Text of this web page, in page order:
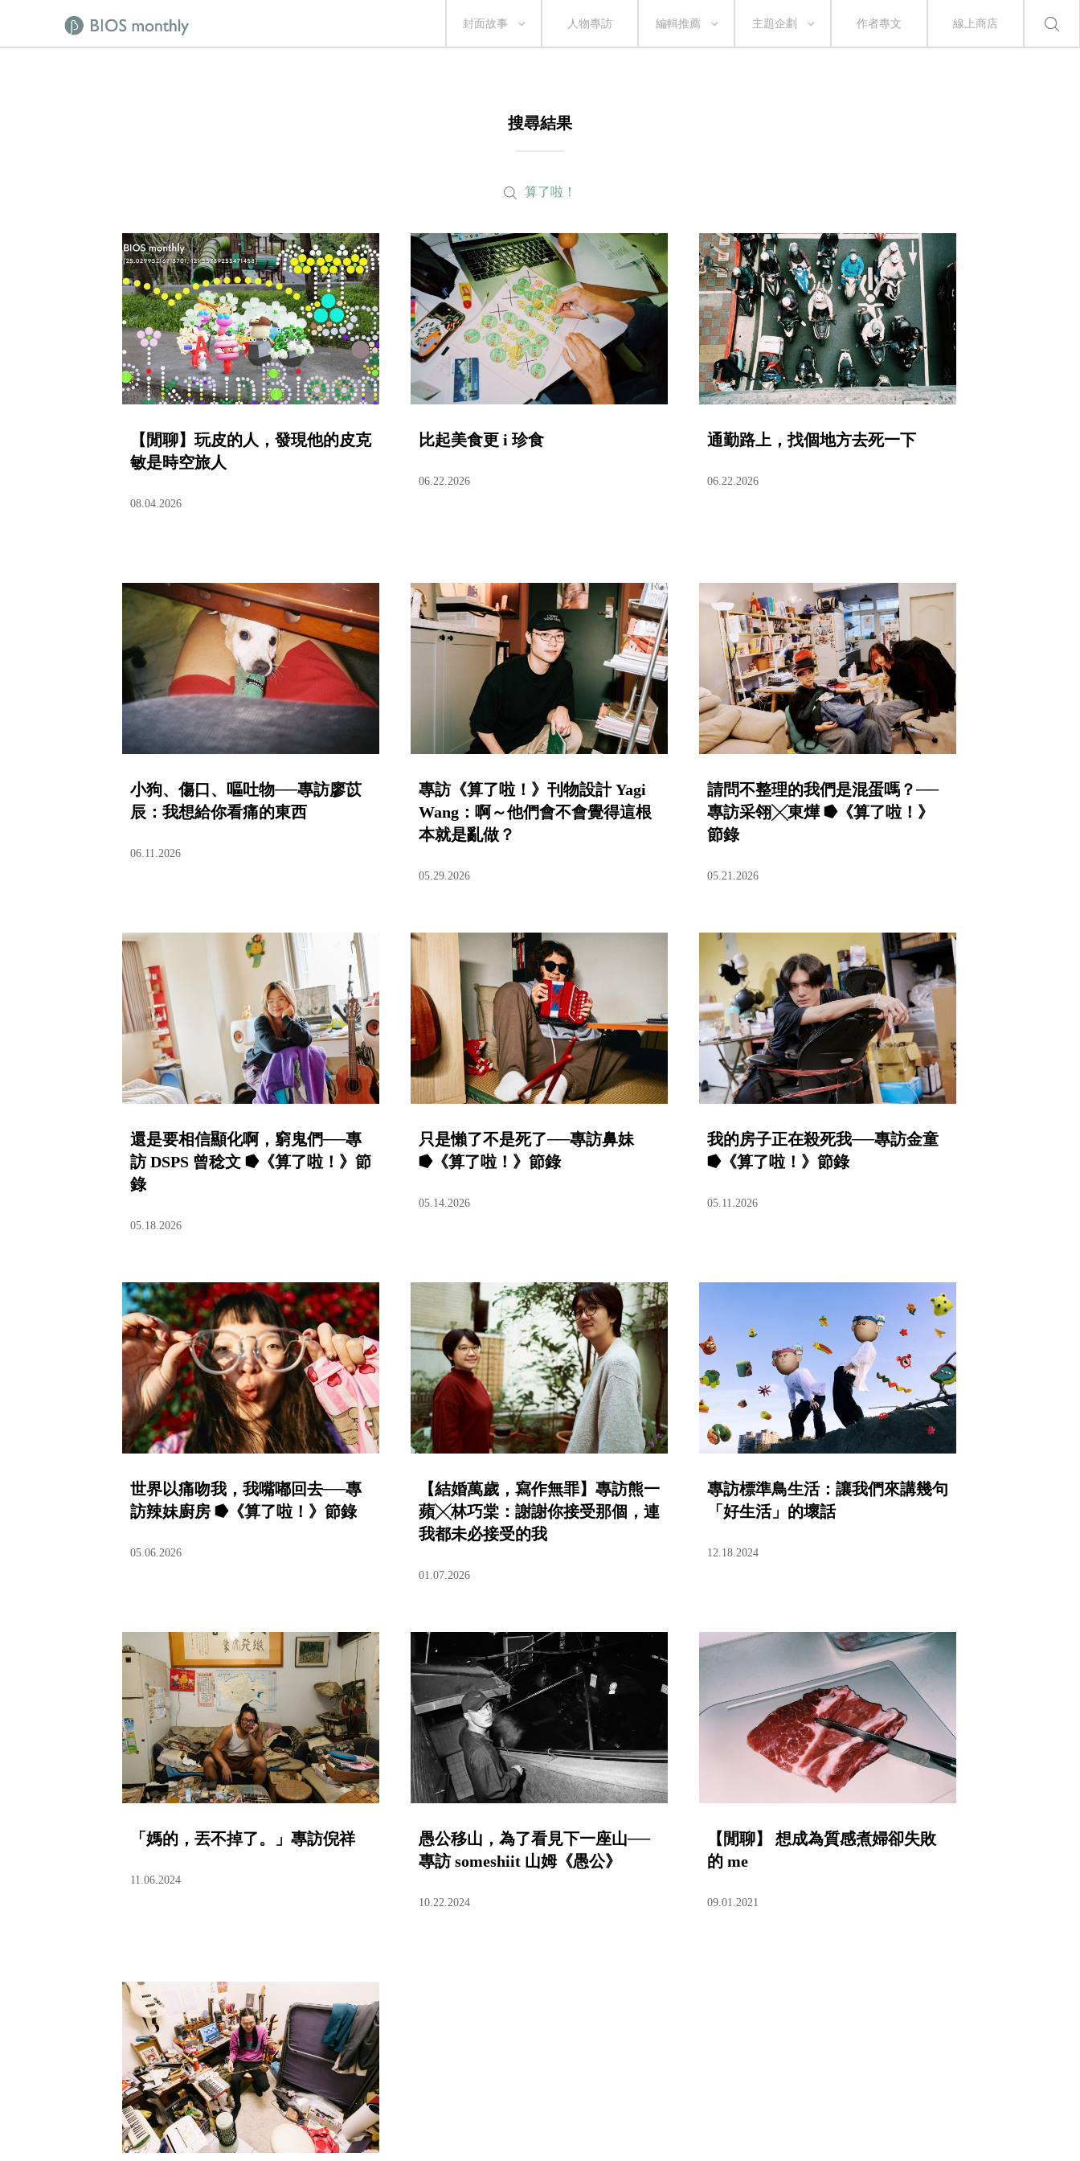
封面故事 人物專訪 編輯推薦 主題企劃 作者專文 線上商店
搜尋結果
算了啦！
【閒聊】玩皮的人，發現他的皮克
敏是時空旅人
08.04.2026
比起美食更 i 珍食
06.22.2026
通勤路上，找個地方去死一下
06.22.2026
小狗、傷口、嘔吐物──專訪廖苡
辰：我想給你看痛的東西
06.11.2026
專訪《算了啦！》刊物設計 Yagi
Wang：啊～他們會不會覺得這根
本就是亂做？
05.29.2026
請問不整理的我們是混蛋嗎？──
專訪采翎╳東燁 ⭓《算了啦！》
節錄
05.21.2026
還是要相信顯化啊，窮鬼們──專
訪 DSPS 曾稔文 ⭓《算了啦！》節
錄
05.18.2026
只是懶了不是死了──專訪鼻妹
⭓《算了啦！》節錄
05.14.2026
我的房子正在殺死我──專訪金童
⭓《算了啦！》節錄
05.11.2026
世界以痛吻我，我嘴嘟回去──專
訪辣妹廚房 ⭓《算了啦！》節錄
05.06.2026
【結婚萬歲，寫作無罪】專訪熊一
蘋╳林巧棠：謝謝你接受那個，連
我都未必接受的我
01.07.2026
專訪標準鳥生活：讓我們來講幾句
「好生活」的壞話
12.18.2024
「媽的，丟不掉了。」專訪倪祥
11.06.2024
愚公移山，為了看見下一座山──
專訪 someshiit 山姆《愚公》
10.22.2024
【閒聊】 想成為質感煮婦卻失敗
的 me
09.01.2021